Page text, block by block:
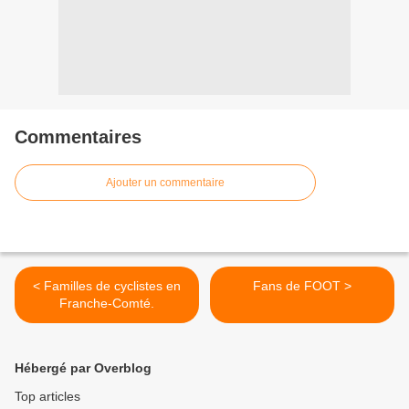
Commentaires
Ajouter un commentaire
< Familles de cyclistes en
Franche-Comté.
Fans de FOOT >
Hébergé par Overblog
Top articles